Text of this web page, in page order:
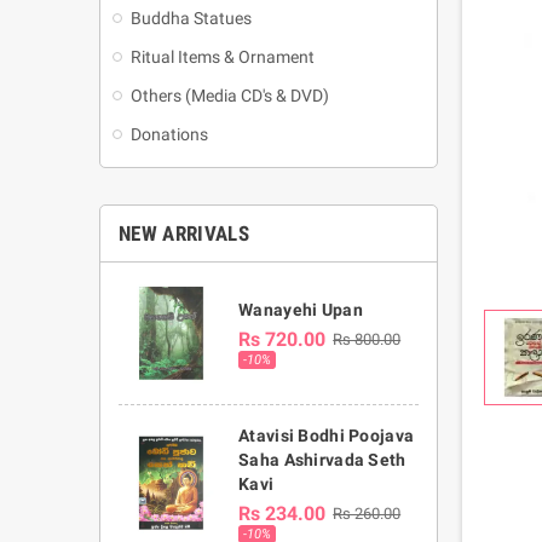
Buddha Statues
Ritual Items & Ornament
Others (Media CD's & DVD)
Donations
NEW ARRIVALS
Wanayehi Upan
Rs 720.00 Rs 800.00
-10%
Atavisi Bodhi Poojava
Saha Ashirvada Seth
Kavi
Rs 234.00 Rs 260.00
-10%